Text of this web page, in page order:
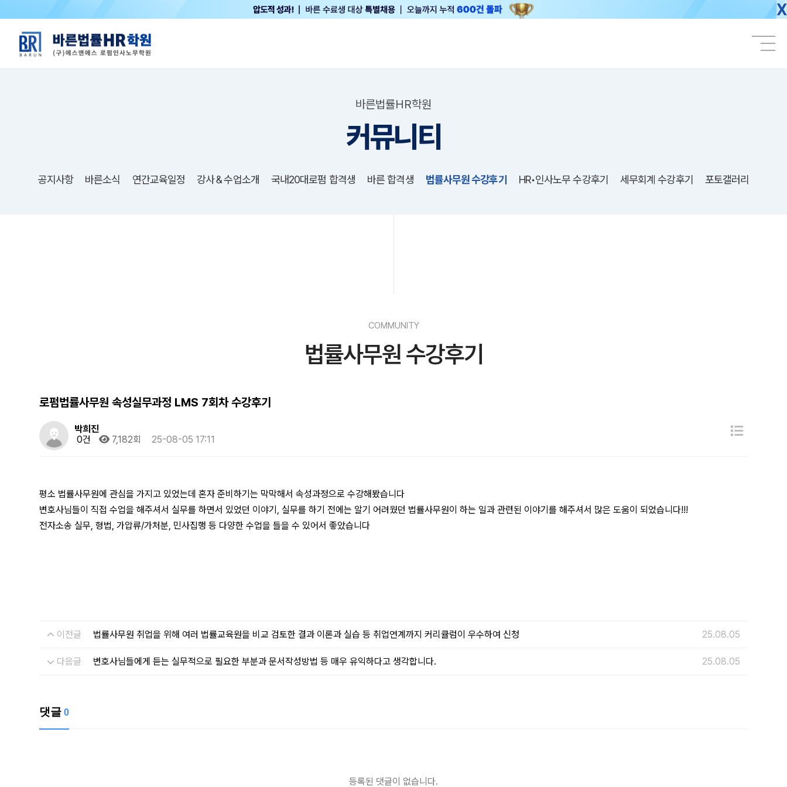
X
바른법률HR학원
커뮤니티
공지사항 바른소식 연간교육일정 강사＆수업소개 국내20대로펌 합격생 바른 합격생 법률사무원 수강후기 HR•인사노무 수강후기 세무회계 수강후기 포토갤러리
COMMUNITY
법률사무원 수강후기
로펌법률사무원 속성실무과정 LMS 7회차 수강후기
박희진
0건
7,182회 25-08-05 17:11
평소 법률사무원에 관심을 가지고 있었는데 혼자 준비하기는 막막해서 속성과정으로 수강해봤습니다
변호사님들이 직접 수업을 해주셔서 실무를 하면서 있었던 이야기, 실무를 하기 전에는 알기 어려웠던 법률사무원이 하는 일과 관련된 이야기를 해주셔서 많은 도움이 되었습니다!!!
전자소송 실무, 형법, 가압류/가처분, 민사집행 등 다양한 수업을 들을 수 있어서 좋았습니다
이전글 법률사무원 취업을 위해 여러 법률교육원을 비교 검토한 결과 이론과 실습 등 취업연계까지 커리큘럼이 우수하여 신청 25.08.05
다음글 변호사님들에게 듣는 실무적으로 필요한 부분과 문서작성방법 등 매우 유익하다고 생각합니다. 25.08.05
댓글 0
등록된 댓글이 없습니다.